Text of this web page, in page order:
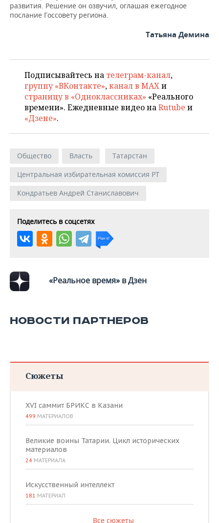
развития. Решение он озвучил, оглашая ежегодное
послание Госсовету региона.
Татьяна Демина
Подписывайтесь на телеграм-канал,
группу «ВКонтакте»,канал в MAXи
страницу в «Одноклассниках» «Реального
времени». Ежедневные видео наRutube и
«Дзене».
Общество Власть
Татарстан
Центральная избирательная комиссия РТ
Кондратьев Андрей Станиславович
Поделитесь в соцсетях
«Реальное время» в Дзен
НОВОСТИ ПАРТНЕРОВ
Сюжеты
XVI саммит БРИКС в Казани
499 МАТЕРИАЛОВ
Великие воины Татарии. Цикл исторических
материалов
24 МАТЕРИАЛА
Искусственный интеллект
181 МАТЕРИАЛ
Все сюжеты